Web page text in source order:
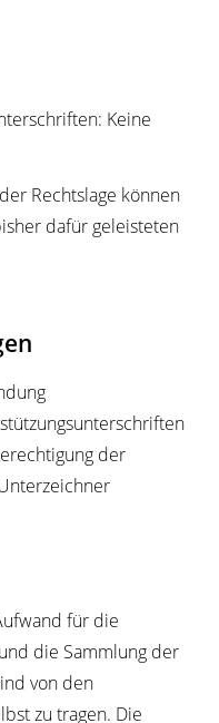
Keine
Rechtslage können
dafür geleisteten
der
für die
die Sammlung der
von den
zu tragen. Die